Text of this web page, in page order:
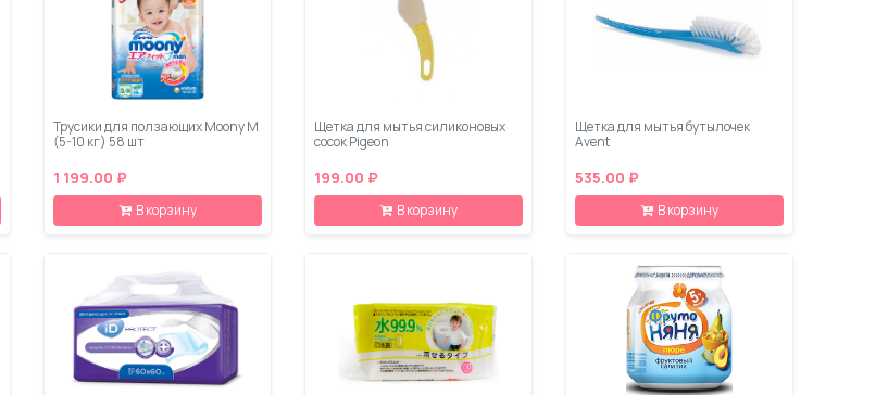
Трусики для ползающих Moony М
(5-10 кг) 58 шт
1 199.00 ₽
В корзину
Щетка для мытья силиконовых
сосок Pigeon
199.00 ₽
В корзину
Щетка для мытья бутылочек
Avent
535.00 ₽
В корзину